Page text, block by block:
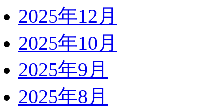
2025年12月
2025年10月
2025年9月
2025年8月